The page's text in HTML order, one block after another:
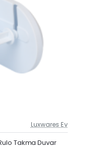
Güncel Fiyat
Yeni Ürün
Luxwares Ev